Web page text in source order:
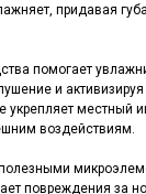
придавая
помогает
и
укрепляет местный
воздействиям.
повреждения за